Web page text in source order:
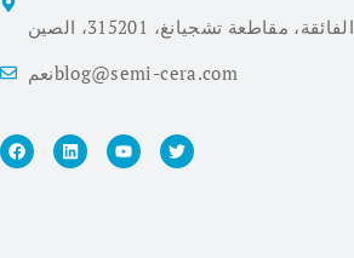
الفائقة، مقاطعة تشجيانغ، 315201، الصين
نعمblog@semi-cera.com